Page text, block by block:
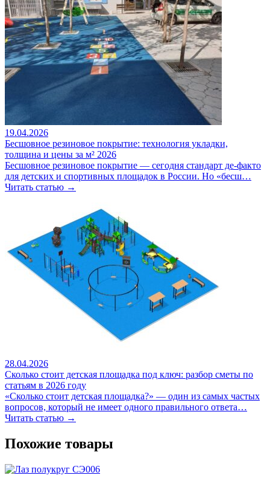
19.04.2026
Бесшовное резиновое покрытие: технология укладки,
толщина и цены за м² 2026
Бесшовное резиновое покрытие — сегодня стандарт де-факто
для детских и спортивных площадок в России. Но «бесш…
Читать статью →
28.04.2026
Сколько стоит детская площадка под ключ: разбор сметы по
статьям в 2026 году
«Сколько стоит детская площадка?» — один из самых частых
вопросов, который не имеет одного правильного ответа…
Читать статью →
Похожие товары